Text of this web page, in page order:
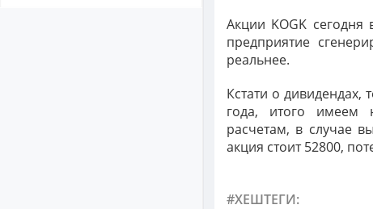
Акции KOGK
предприятие
реальнее.
Кстати о дивидендах,
года, итого имеем
расчетам, в случае
акция стоит 52800,
#ХЕШТЕГИ: